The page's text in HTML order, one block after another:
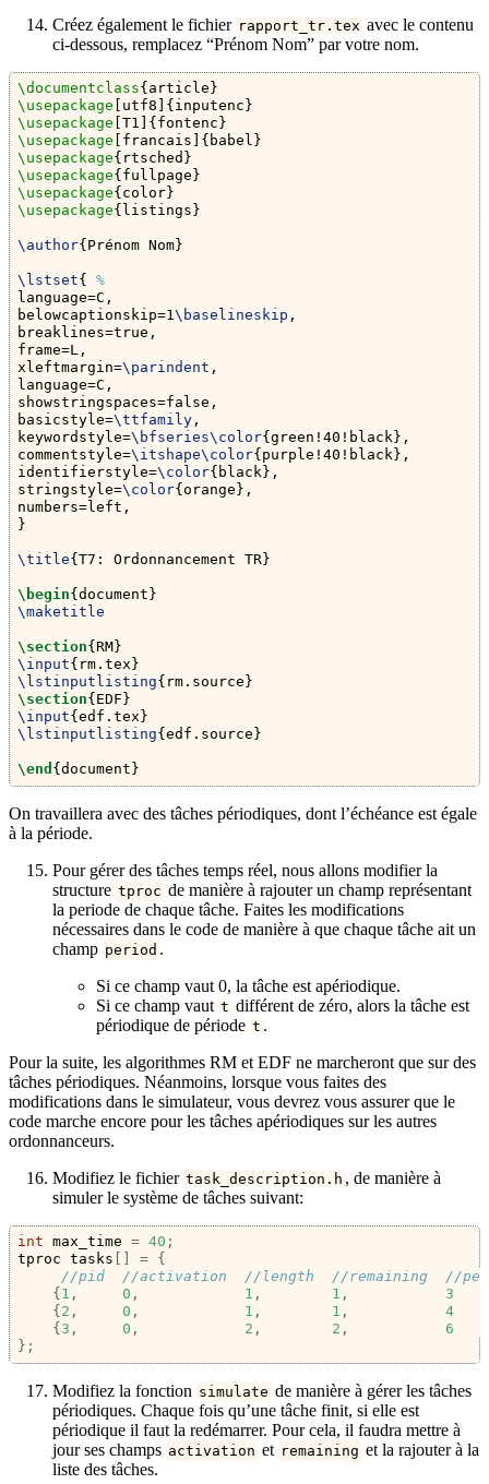
Créez également le fichier rapport_tr.tex avec le contenu
ci-dessous, remplacez “Prénom Nom” par votre nom.
\documentclass{ article }
\usepackage [utf8]{ inputenc }
\usepackage [T1]{ fontenc }
\usepackage [francais]{ babel }
\usepackage{ rtsched }
\usepackage{ fullpage }
\usepackage{ color}
\usepackage{ listings }
\author{Prénom Nom}
\lstset{ %
language=C,
belowcaptionskip=1\baselineskip ,
breaklines=true,
frame=L,
xleftmargin=\parindent ,
language=C,
showstringspaces=false,
basicstyle=\ttfamily,
keywordstyle=\bfseries\color{green!40!black},
commentstyle=\itshape\color{purple!40!black},
identifierstyle=\color{black},
stringstyle=\color{orange},
numbers=left,
}
\title{T7: Ordonnancement TR}
\begin{ document }
\maketitle
\section{RM}
\input{rm.tex}
\lstinputlisting{rm.source}
\section{EDF}
\input{edf.tex}
\lstinputlisting{edf.source}
\end { document }
On travaillera avec des tâches périodiques, dont l’échéance est égale
à la période.
Pour gérer des tâches temps réel, nous allons modifier la
structure tproc de manière à rajouter un champ représentant
la periode de chaque tâche. Faites les modifications
nécessaires dans le code de manière à que chaque tâche ait un
champ period .
Si ce champ vaut 0, la tâche est apériodique.
Si ce champ vaut t différent de zéro, alors la tâche est
périodique de période t .
Pour la suite, les algorithmes RM et EDF ne marcheront que sur des
tâches périodiques. Néanmoins, lorsque vous faites des
modifications dans le simulateur, vous devrez vous assurer que le
code marche encore pour les tâches apériodiques sur les autres
ordonnanceurs.
Modifiez le fichier task_description.h , de manière à
simuler le système de tâches suivant:
int max_time = 40 ;
tproc tasks
=
{
//pid  //activation  //length  //remaining  //
{ 1 , 0 , 1 , 1 ,
3
{ 2 , 0 , 1 , 1 ,
4
{ 3 , 0 , 2 , 2 ,
6
};
Modifiez la fonction simulate de manière à gérer les tâches
périodiques. Chaque fois qu’une tâche finit, si elle est
périodique il faut la redémarrer. Pour cela, il faudra mettre à
jour ses champs activation et remaining et la rajouter à la
liste des tâches.